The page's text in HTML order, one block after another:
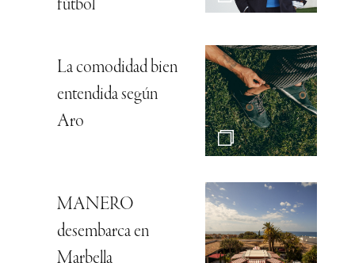
fútbol
La comodidad bien
entendida según
Aro
MANERO
desembarca en
Marbella